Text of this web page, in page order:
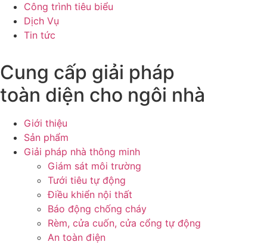
Công trình tiêu biểu
Dịch Vụ
Tin tức
Cung cấp giải pháp
toàn diện cho ngôi nhà
Giới thiệu
Sản phẩm
Giải pháp nhà thông minh
Giám sát môi trường
Tưới tiêu tự động
Điều khiển nội thất
Báo động chống cháy
Rèm, cửa cuốn, cửa cổng tự động
An toàn điện